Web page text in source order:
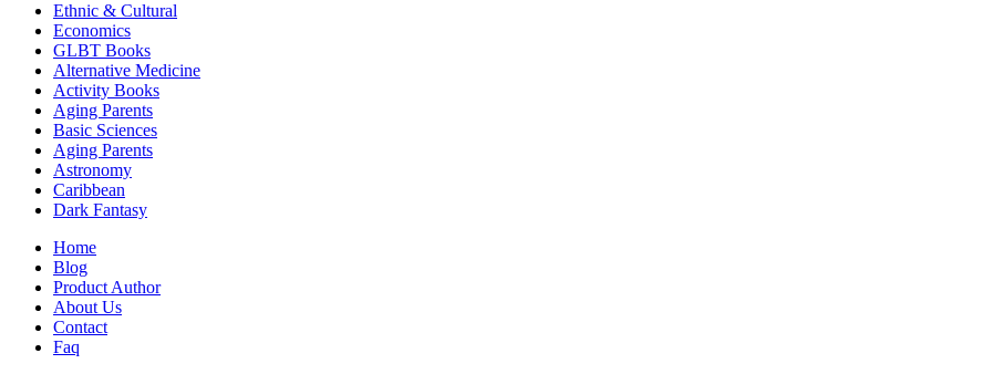
Ethnic & Cultural
Economics
GLBT Books
Alternative Medicine
Activity Books
Aging Parents
Basic Sciences
Aging Parents
Astronomy
Caribbean
Dark Fantasy
Home
Blog
Product Author
About Us
Contact
Faq